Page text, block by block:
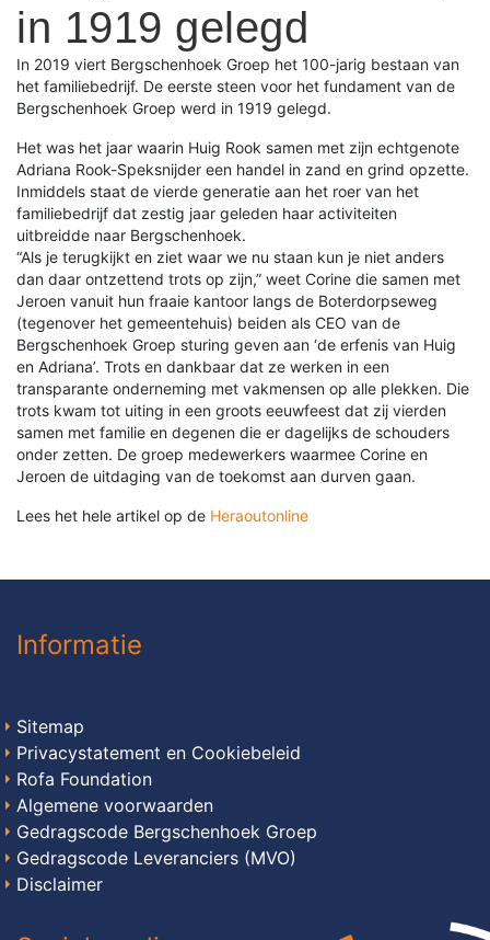
in 1919 gelegd
In 2019 viert Bergschenhoek Groep het 100-jarig bestaan van
het familiebedrijf. De eerste steen voor het fundament van de
Bergschenhoek Groep werd in 1919 gelegd.
Het was het jaar waarin Huig Rook samen met zijn echtgenote
Adriana Rook-Speksnijder een handel in zand en grind opzette.
Inmiddels staat de vierde generatie aan het roer van het
familiebedrijf dat zestig jaar geleden haar activiteiten
uitbreidde naar Bergschenhoek.
“Als je terugkijkt en ziet waar we nu staan kun je niet anders
dan daar ontzettend trots op zijn,” weet Corine die samen met
Jeroen vanuit hun fraaie kantoor langs de Boterdorpseweg
(tegenover het gemeentehuis) beiden als CEO van de
Bergschenhoek Groep sturing geven aan ‘de erfenis van Huig
en Adriana’. Trots en dankbaar dat ze werken in een
transparante onderneming met vakmensen op alle plekken. Die
trots kwam tot uiting in een groots eeuwfeest dat zij vierden
samen met familie en degenen die er dagelijks de schouders
onder zetten. De groep medewerkers waarmee Corine en
Jeroen de uitdaging van de toekomst aan durven gaan.
Lees het hele artikel op de Heraoutonline
Informatie
Sitemap
Privacystatement en Cookiebeleid
Rofa Foundation
Algemene voorwaarden
Gedragscode Bergschenhoek Groep
Gedragscode Leveranciers (MVO)
Disclaimer